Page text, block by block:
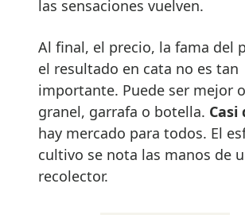
las sensaciones vuelven.
Al final, el precio, la fama del
el resultado en cata no es tan
importante. Puede ser mejor
granel, garrafa o botella. Casi
hay mercado para todos. El
cultivo se nota las manos de
recolector.